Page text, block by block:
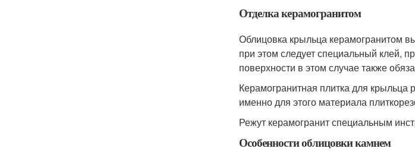
Отделка керамогранитом
Облицовка крыльца керамогранитом
при этом следует специальный клей,
поверхности в этом случае также
Керамогранитная плитка для
именно для этого материала
Режут керамогранит специальным
Особенности облицовки камнем